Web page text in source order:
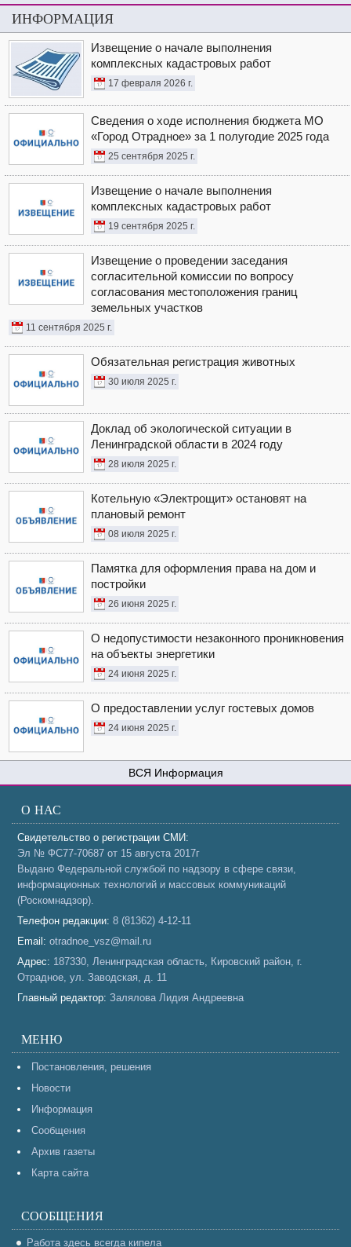
ИНФОРМАЦИЯ
Извещение о начале выполнения
комплексных кадастровых работ
17 февраля 2026 г.
Сведения о ходе исполнения бюджета МО
«Город Отрадное» за 1 полугодие 2025 года
25 сентября 2025 г.
Извещение о начале выполнения
комплексных кадастровых работ
19 сентября 2025 г.
Извещение о проведении заседания
согласительной комиссии по вопросу
согласования местоположения границ
земельных участков
11 сентября 2025 г.
Обязательная регистрация животных
30 июля 2025 г.
Доклад об экологической ситуации в
Ленинградской области в 2024 году
28 июля 2025 г.
Котельную «Электрощит» остановят на
плановый ремонт
08 июля 2025 г.
Памятка для оформления права на дом и
постройки
26 июня 2025 г.
О недопустимости незаконного проникновения
на объекты энергетики
24 июня 2025 г.
О предоставлении услуг гостевых домов
24 июня 2025 г.
Информация
О НАС
Свидетельство о регистрации СМИ:
Эл № ФС77-70687 от 15 августа 2017г
Выдано Федеральной службой по надзору в сфере связи,
информационных технологий и массовых коммуникаций
(Роскомнадзор).
Телефон редакции: 8 (81362) 4-12-11
Email: otradnoe_vsz@mail.ru
Адрес: 187330, Ленинградская область, Кировский район, г.
Отрадное, ул. Заводская, д. 11
Главный редактор: Залялова Лидия Андреевна
МЕНЮ
Постановления, решения
Новости
Информация
Сообщения
Архив газеты
Карта сайта
СООБЩЕНИЯ
Работа здесь всегда кипела